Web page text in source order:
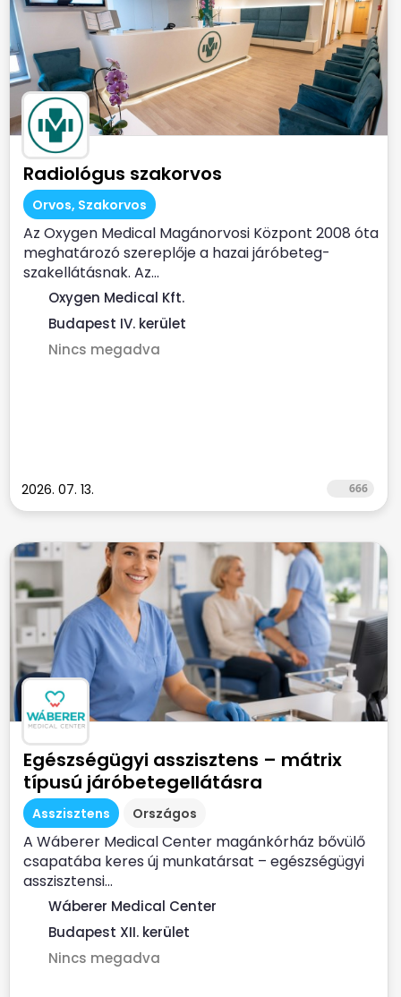
Radiológus szakorvos
Orvos, Szakorvos
Az Oxygen Medical Magánorvosi Központ 2008 óta
meghatározó szereplője a hazai járóbeteg-
szakellátásnak. Az...
Oxygen Medical Kft.
Budapest IV. kerület
Nincs megadva
2026. 07. 13. 666
Egészségügyi asszisztens – mátrix
típusú járóbetegellátásra
Asszisztens Országos
A Wáberer Medical Center magánkórház bővülő
csapatába keres új munkatársat – egészségügyi
asszisztensi...
Wáberer Medical Center
Budapest XII. kerület
Nincs megadva